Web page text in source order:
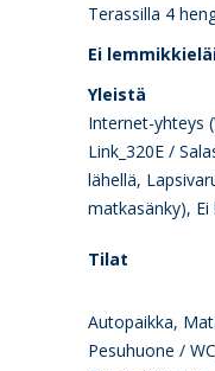
Terassilla 4
Ei
Yleistä
Internet-yhteys
Link_320E /
lähellä,
matkasänky),
Tilat
Autopaikka,
Pesuhuone /